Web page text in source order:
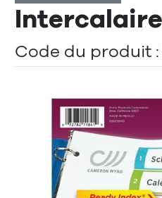
Code du produit :